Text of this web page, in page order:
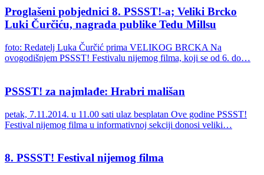
Proglašeni pobjednici 8. PSSST!-a; Veliki Brcko
Luki Čurčiću, nagrada publike Tedu Millsu
foto: Redatelj Luka Čurčić prima VELIKOG BRCKA Na
ovogodišnjem PSSST! Festivalu nijemog filma, koji se od 6. do…
PSSST! za najmlađe: Hrabri mališan
petak, 7.11.2014. u 11.00 sati ulaz besplatan Ove godine PSSST!
Festival nijemog filma u informativnoj sekciji donosi veliki…
8. PSSST! Festival nijemog filma